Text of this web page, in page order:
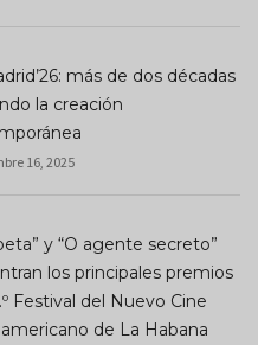
más de dos décadas
la creación
16, 2025
y “O agente secreto”
los principales premios
Festival del Nuevo Cine
de La Habana